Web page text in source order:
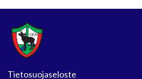
Tietosuojaseloste